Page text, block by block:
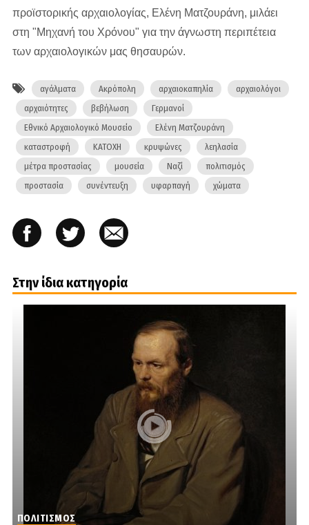
προϊστορικής αρχαιολογίας, Ελένη Ματζουράνη, μιλάει
στη "Μηχανή του Χρόνου" για την άγνωστη περιπέτεια
των αρχαιολογικών μας θησαυρών.
αγάλματα Ακρόπολη αρχαιοκαπηλία
αρχαιολόγοι
αρχαιότητες
βεβήλωση
Γερμανοί
Εθνικό Αρχαιολογικό Μουσείο
Ελένη Ματζουράνη
καταστροφή
ΚΑΤΟΧΗ κρυψώνες
λεηλασία
μέτρα προστασίας
μουσεία Ναζί
πολιτισμός
προστασία
συνέντευξη υφαρπαγή χώματα
Στην ίδια κατηγορία
ΠΟΛΙΤΙΣΜΟΣ